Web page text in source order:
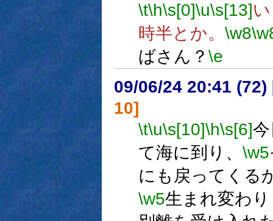
\t\h\s[0]\u\s[13]
時半とか。 \w8
ばさん？ \e
09/06/24 20:41 (72)
10]
\t\u\s[10]\h\s[6]
て海に到り、 \w5
にも戻ってくる
\w5生まれ変わ